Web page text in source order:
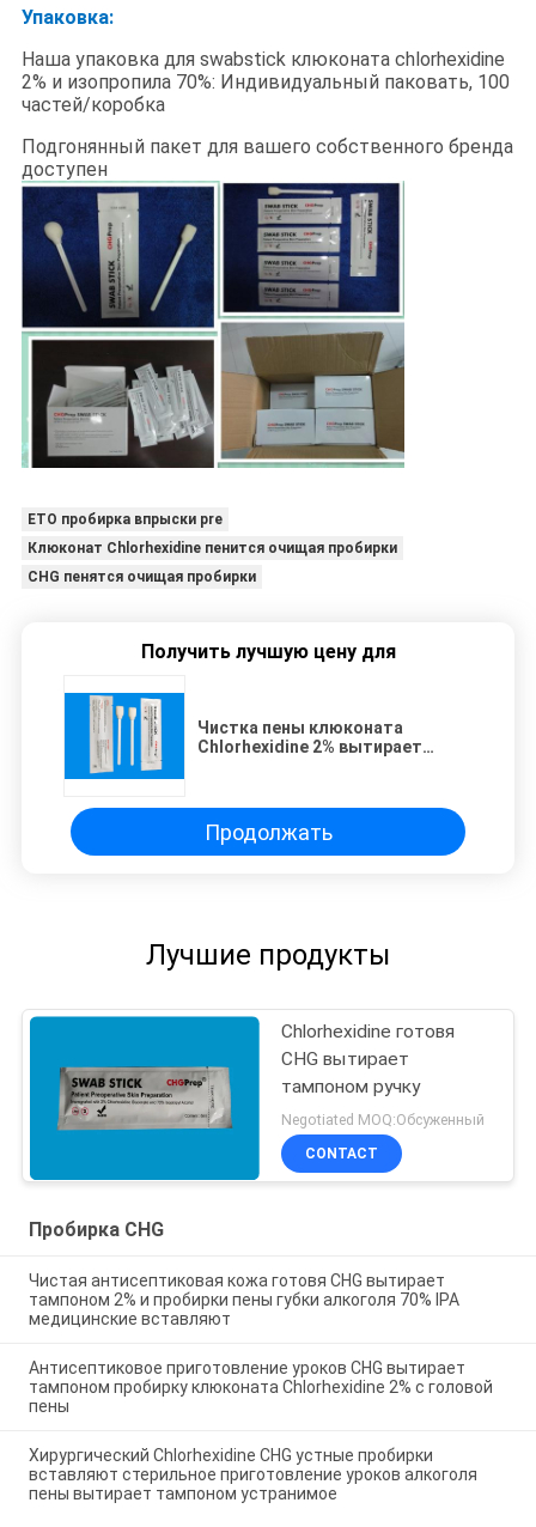
Упаковка:
Наша упаковка для swabstick клюконата chlorhexidine
2% и изопропила 70%: Индивидуальный паковать, 100
частей/коробка
Подгонянный пакет для вашего собственного бренда
доступен
ETO пробирка впрыски pre
Клюконат Chlorhexidine пенится очищая пробирки
CHG пенятся очищая пробирки
Получить лучшую цену для
Чистка пены клюконата
Chlorhexidine 2% вытирает
70% Pre
Продолжать
Лучшие продукты
Chlorhexidine готовя
CHG вытирает
тампоном ручку
Negotiated MOQ:Обсуженный
CONTACT
Пробирка CHG
Чистая антисептиковая кожа готовя CHG вытирает
тампоном 2% и пробирки пены губки алкоголя 70% IPA
медицинские вставляют
Антисептиковое приготовление уроков CHG вытирает
тампоном пробирку клюконата Chlorhexidine 2% с головой
пены
Хирургический Chlorhexidine CHG устные пробирки
вставляют стерильное приготовление уроков алкоголя
пены вытирает тампоном устранимое